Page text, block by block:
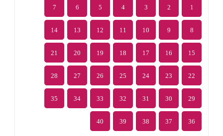
1
2
3
4
5
6
7
8
9
10
11
12
13
14
15
16
17
18
19
20
21
22
23
24
25
26
27
28
29
30
31
32
33
34
35
36
37
38
39
40